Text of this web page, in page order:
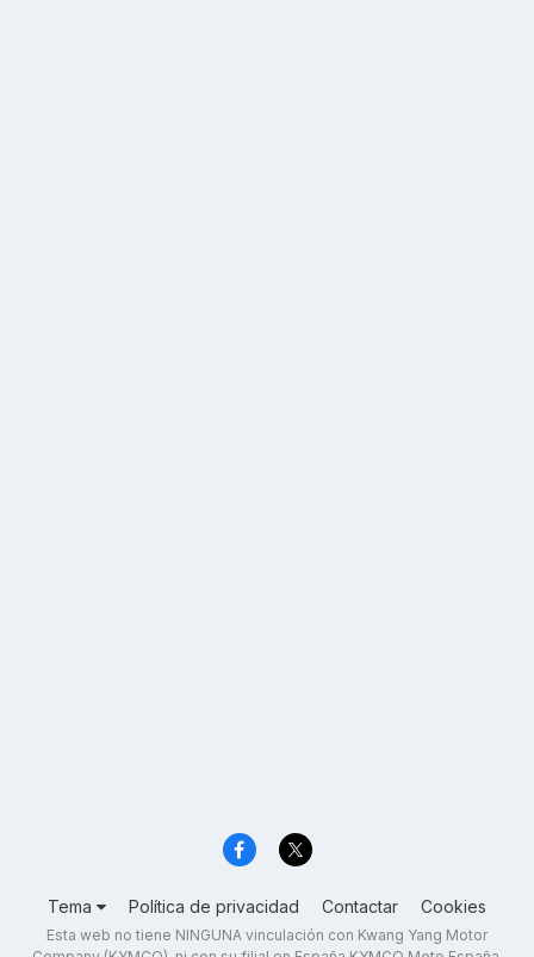
Tema Política de privacidad Contactar Cookies
Esta web no tiene NINGUNA vinculación con Kwang Yang Motor